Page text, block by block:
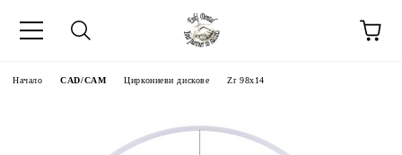
Начало CAD/CAM Циркониеви дискове Zr 98x14